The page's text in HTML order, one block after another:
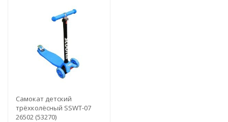
Самокат детский
трёхколёсный SSWT-07
26502 (53270)